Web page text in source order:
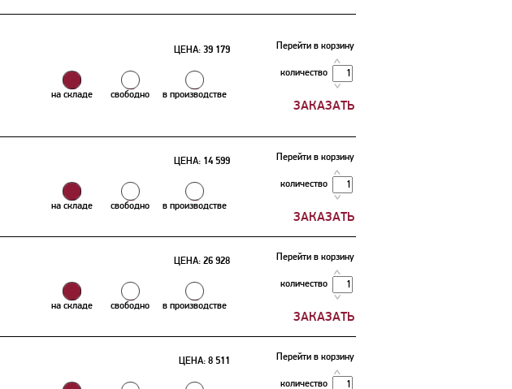
ЦЕНА: 39 179
на складе свободно в производстве
Перейти в корзину
количество
ЦЕНА: 14 599
на складе свободно в производстве
Перейти в корзину
количество
ЦЕНА: 26 928
на складе свободно в производстве
Перейти в корзину
количество
ЦЕНА: 8 511 Перейти в корзину
количество